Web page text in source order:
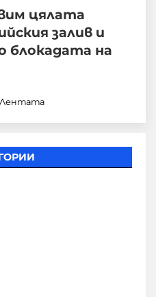
цялата
залив и
блокадата на
Лентата